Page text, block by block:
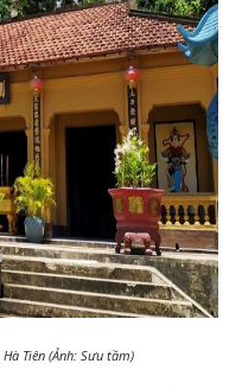
Tiên (Ảnh: Sưu tầm)